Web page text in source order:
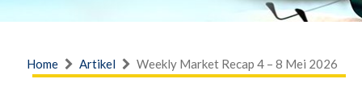
Home Artikel Weekly Market Recap 4 – 8 Mei 2026